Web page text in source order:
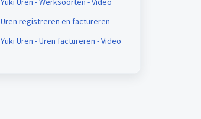
Uren registreren en factureren
Yuki Uren - Uren factureren - Video